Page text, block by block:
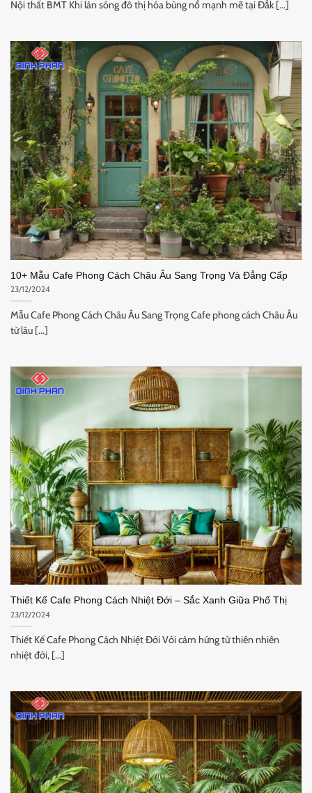
Nội thất BMT Khi làn sóng đô thị hóa bùng nổ mạnh mẽ tại Đắk [...]
10+ Mẫu Cafe Phong Cách Châu Âu Sang Trọng Và Đẳng Cấp
23/12/2024
Mẫu Cafe Phong Cách Châu Âu Sang Trọng Cafe phong cách Châu Âu
từ lâu [...]
Thiết Kế Cafe Phong Cách Nhiệt Đới – Sắc Xanh Giữa Phố Thị
23/12/2024
Thiết Kế Cafe Phong Cách Nhiệt Đới Với cảm hứng từ thiên nhiên
nhiệt đới, [...]